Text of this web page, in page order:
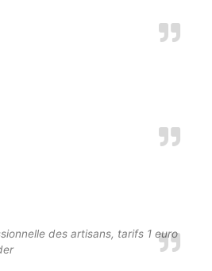
des artisans, tarifs 1 euro